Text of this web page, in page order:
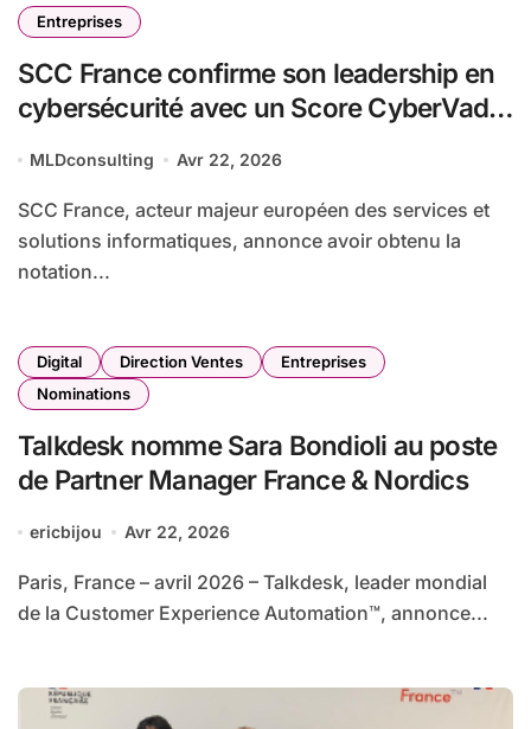
Entreprises
SCC France confirme son leadership en
cybersécurité avec un Score CyberVadis
MLDconsulting Avr 22, 2026
SCC France, acteur majeur européen des services et
solutions informatiques, annonce avoir obtenu la
notation...
Digital Direction Ventes
Entreprises
Nominations
Talkdesk nomme Sara Bondioli au poste
de Partner Manager France & Nordics
ericbijou Avr 22, 2026
Paris, France – avril 2026 – Talkdesk, leader mondial
de la Customer Experience Automation™, annonce...